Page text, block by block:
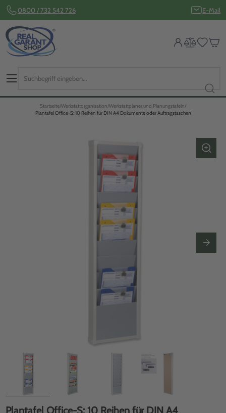
0800 / 732 542 726 E-Mail
Startseite Werkstattorganisation Werkstattplaner und Planungstafeln
Plantafel Office-S: 10 Reihen für DIN A4 Dokumente oder Auftragstaschen
Plantafel Office-S: 10 Reihen für DIN A4